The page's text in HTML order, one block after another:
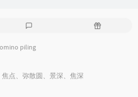
e
t
R
piling
点、弥散圆、景深、焦深